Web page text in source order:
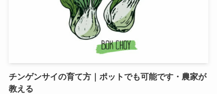
チンゲンサイの育て方｜ポットでも可能です・農家が
教える